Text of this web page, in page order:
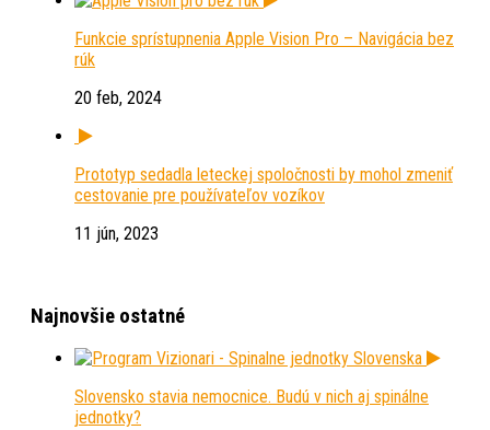
Funkcie sprístupnenia Apple Vision Pro – Navigácia bez
rúk
20 feb, 2024
Prototyp sedadla leteckej spoločnosti by mohol zmeniť
cestovanie pre používateľov vozíkov
11 jún, 2023
Najnovšie ostatné
Slovensko stavia nemocnice. Budú v nich aj spinálne
jednotky?